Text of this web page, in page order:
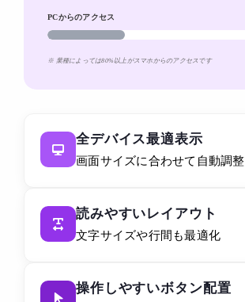
PCからのアクセス
※ 業種によっては80%以上がスマホからのアクセスです
全デバイス最適表示
画面サイズに合わせて自動調整
読みやすいレイアウト
文字サイズや行間も最適化
操作しやすいボタン配置